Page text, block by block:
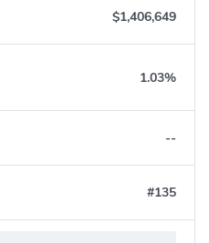
$1,406,649
1.03%
--
#135